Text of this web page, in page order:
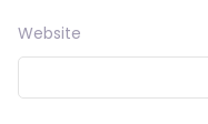
Website